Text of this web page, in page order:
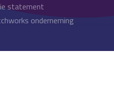
statement
onderneming